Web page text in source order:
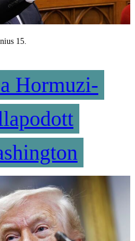
15.
Hormuzi-